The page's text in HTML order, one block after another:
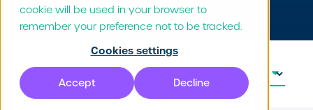
cookie will be used in your browser to
remember your preference not to be tracked.
Cookies settings
Accept Decline